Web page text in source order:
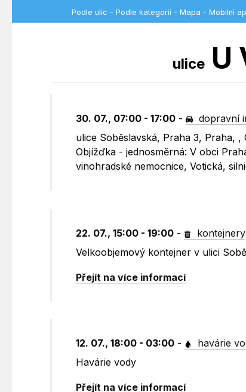
Podle ulic - Podle kategorií - Mapa - Mobilní
uliceU
30. 07., 07:00 - 17:00 - dopravní
ulice Soběslavská, Praha 3, Praha, ,
Objížďka - jednosměrná: V obci
vinohradské nemocnice, Votická,
22. 07., 15:00 - 19:00 - kontejnery
Velkoobjemový kontejner v ulici
Přejít na více informací
12. 07., 18:00 - 03:00 - havárie
Havárie vody
Přejít na více informací